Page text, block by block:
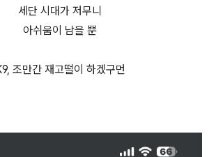
세단 시대가 저무니
아쉬움이 남을 뿐
조만간 재고떨이 하겠구먼